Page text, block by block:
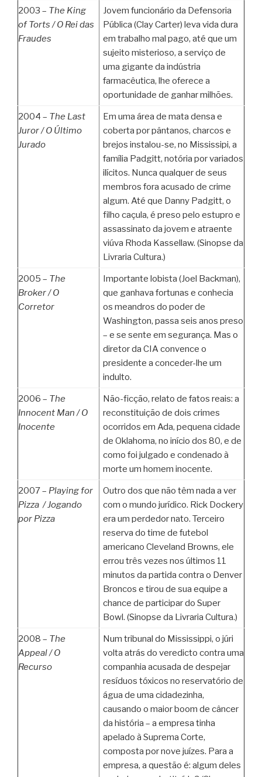
2003 – The King
of Torts /O Rei das
Fraudes
Jovem funcionário da Defensoria
Pública (Clay Carter) leva vida dura
em trabalho mal pago, até que um
sujeito misterioso, a serviço de
uma gigante da indústria
farmacêutica, lhe oferece a
oportunidade de ganhar milhões.
2004 – The Last
Juror /O Último
Jurado
Em uma área de mata densa e
coberta por pântanos, charcos e
brejos instalou-se, no Mississipi, a
família Padgitt, notória por variados
ilícitos. Nunca qualquer de seus
membros fora acusado de crime
algum. Até que Danny Padgitt, o
filho caçula, é preso pelo estupro e
assassinato da jovem e atraente
viúva Rhoda Kassellaw. (Sinopse da
Livraria Cultura.)
2005 – The
Broker /O
Corretor
Importante lobista (Joel Backman),
que ganhava fortunas e conhecia
os meandros do poder de
Washington, passa seis anos preso
– e se sente em segurança. Mas o
diretor da CIA convence o
presidente a conceder-lhe um
indulto.
2006 – The
Innocent Man /O
Inocente
Não-ficção, relato de fatos reais: a
reconstituição de dois crimes
ocorridos em Ada, pequena cidade
de Oklahoma, no início dos 80, e de
como foi julgado e condenado à
morte um homem inocente.
2007 – Playing for
Pizza /Jogando
por Pizza
Outro dos que não têm nada a ver
com o mundo jurídico. Rick Dockery
era um perdedor nato. Terceiro
reserva do time de futebol
americano Cleveland Browns, ele
errou três vezes nos últimos 11
minutos da partida contra o Denver
Broncos e tirou de sua equipe a
chance de participar do Super
Bowl. (Sinopse da Livraria Cultura.)
2008 – The
Appeal /O
Recurso
Num tribunal do Mississippi, o júri
volta atrás do veredicto contra uma
companhia acusada de despejar
resíduos tóxicos no reservatório de
água de uma cidadezinha,
causando o maior boom de câncer
da história – a empresa tinha
apelado à Suprema Corte,
composta por nove juízes. Para a
empresa, a questão é: algum deles